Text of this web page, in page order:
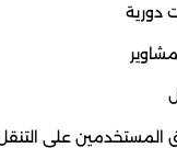
المستخدمين على